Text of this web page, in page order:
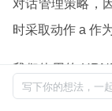
对话管理策略，
时采取动作 a 作
我们使用的
al. 2015），并
写下你的想法，一